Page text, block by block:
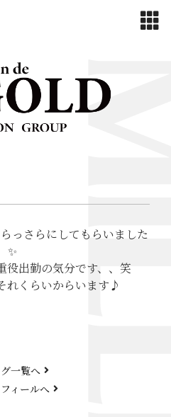
っさらにしてもらいました
✨
役出勤の気分です、、笑
れくらいからいます♪
一覧へ
ィールへ